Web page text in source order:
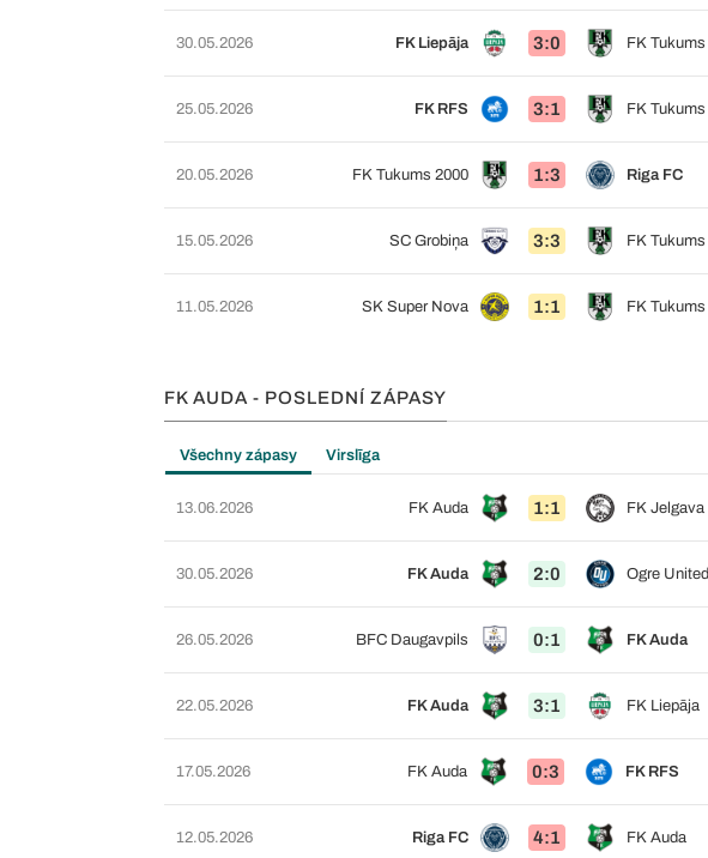
30.05.2026 FK Liepāja 3:0 FK
25.05.2026 FK RFS 3:1 FK
20.05.2026 FK Tukums 2000 1:3 Riga FC
15.05.2026 SC Grobiņa 3:3 FK
11.05.2026 SK Super Nova 1:1 FK
FK AUDA - POSLEDNÍ ZÁPASY
Všechny zápasy Virslīga
13.06.2026 FK Auda 1:1 FK Jelgava
30.05.2026 FK Auda 2:0 Ogre United
26.05.2026 BFC Daugavpils 0:1 FK Auda
22.05.2026 FK Auda 3:1 FK Liepāja
17.05.2026 FK Auda 0:3 FK RFS
12.05.2026 Riga FC 4:1 FK Auda